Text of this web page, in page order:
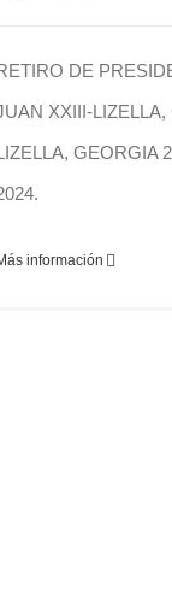
DE
XXIII-
GEORGIA
información